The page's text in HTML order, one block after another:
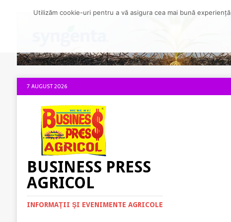
7 AUGUST 2026
BUSINESS PRESS
AGRICOL
INFORMAŢII ŞI EVENIMENTE AGRICOLE
Utilizăm cookie-uri pentru a vă asigura cea mai bună